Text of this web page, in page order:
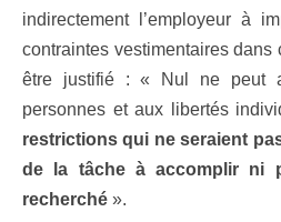
indirectement l’employeur à
contraintes vestimentaires dans
être justifié : « Nul ne peut
personnes et aux libertés
restrictions qui ne seraient
de la tâche à accomplir ni
recherché ».